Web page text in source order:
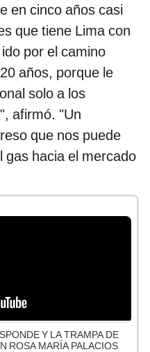
en cinco años casi
que tiene Lima con
por el camino
años, porque le
solo a los
afirmó. "Un
que nos puede
gas hacia el mercado
Y LA TRAMPA DE
ROSA MARÍA PALACIOS